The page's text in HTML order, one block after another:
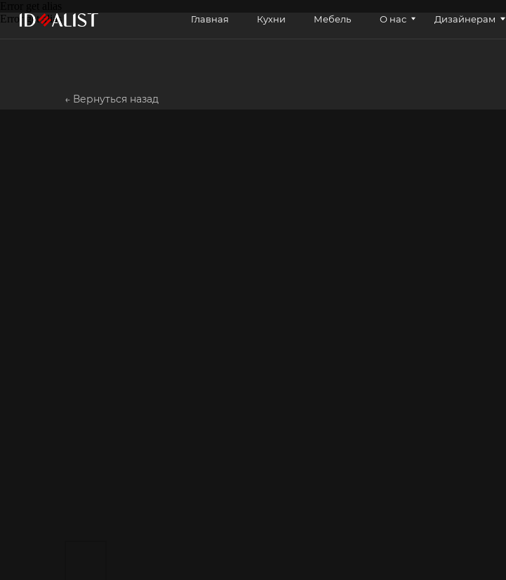
Главная О нас Дизайнерам
Мебель Контакты
Error get alias
← Вернуться назад